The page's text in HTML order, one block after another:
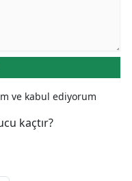
ve kabul ediyorum
kaçtır?